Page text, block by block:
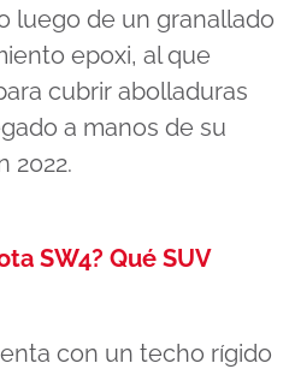
luego de un granallado
epoxi, al que
cubrir abolladuras
a manos de su
2022.
SW4? Qué SUV
con un techo rígido